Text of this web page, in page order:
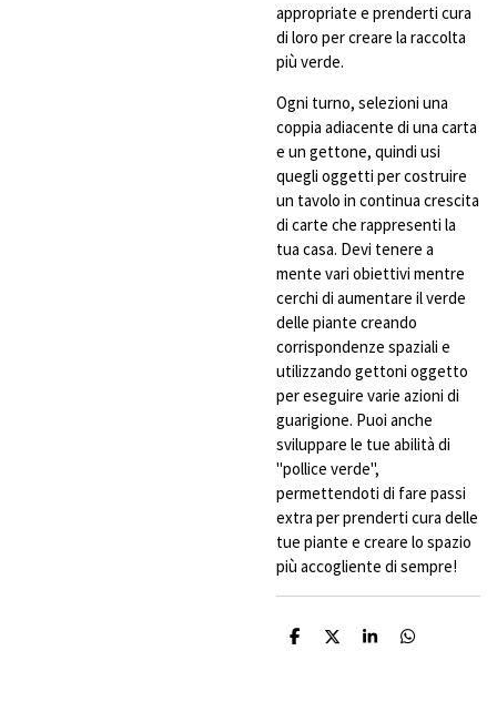
appropriate e prenderti cura
di loro per creare la raccolta
più verde.
Ogni turno, selezioni una
coppia adiacente di una carta
e un gettone, quindi usi
quegli oggetti per costruire
un tavolo in continua crescita
di carte che rappresenti la
tua casa. Devi tenere a
mente vari obiettivi mentre
cerchi di aumentare il verde
delle piante creando
corrispondenze spaziali e
utilizzando gettoni oggetto
per eseguire varie azioni di
guarigione. Puoi anche
sviluppare le tue abilità di
"pollice verde",
permettendoti di fare passi
extra per prenderti cura delle
tue piante e creare lo spazio
più accogliente di sempre!
C
C
C
C